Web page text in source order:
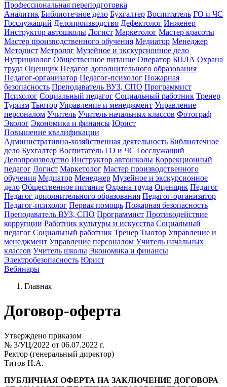
Профессиональная переподготовка
Аналитик Библиотечное дело Бухгалтер Воспитатель ГО и ЧС
Госслужащий Делопроизводство Дефектолог Инженер
Инструктор автошколы Логист Маркетолог Мастер красоты
Мастер производственного обучения Медиатор Менеджер
Методист Метролог Музейное и экскурсионное дело
Нутрициолог Общественное питание Оператор БПЛА Охрана
труда Оценщик Педагог дополнительного образования
Педагог-организатор Педагог-психолог Пожарная
безопасность Преподаватель ВУЗ, СПО Программист
Психолог Социальный педагог Социальный работник Тренер
Туризм Тьютор Управление и менеджмент Управление
персоналом Учитель Учитель начальных классов Фотограф
Эколог Экономика и финансы Юрист
Повышение квалификации
Административно-хозяйственная деятельность Библиотечное
дело Бухгалтер Воспитатель ГО и ЧС Госслужащий
Делопроизводство Инструктор автошколы Коррекционный
педагог Логист Маркетолог Мастер производственного
обучения Медиатор Менеджер Музейное и экскурсионное
дело Общественное питание Охрана труда Оценщик Педагог
Педагог дополнительного образования Педагог-организатор
Педагог-психолог Первая помощь Пожарная безопасность
Преподаватель ВУЗ, СПО Программист Противодействие
коррупции Работник культуры и искусства Социальный
педагог Социальный работник Тренер Тьютор Управление и
менеджмент Управление персоналом Учитель начальных
классов Учитель школы Экономика и финансы
Электробезопасность Юрист
Вебинары
Главная
Договор-оферта
Утверждено приказом
№ 3/УЦ/2022 от 06.07.2022 г.
Ректор (генеральный директор)
Титов Н.А.
ПУБЛИЧНАЯ ОФЕРТА НА ЗАКЛЮЧЕНИЕ ДОГОВОРА